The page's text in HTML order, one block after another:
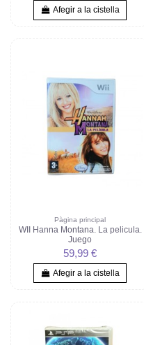
Afegir a la cistella
Pàgina principal
WII Hanna Montana. La pelicula.
Juego
59,99 €
Afegir a la cistella